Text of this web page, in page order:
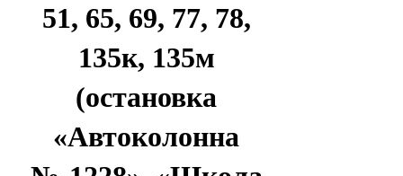
51, 65, 69, 77, 78,
135к, 135м
(остановка
«Автоколонна